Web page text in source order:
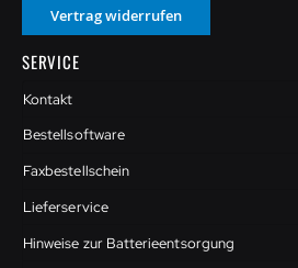
Vertrag widerrufen
SERVICE
Kontakt
Bestellsoftware
Faxbestellschein
Lieferservice
Hinweise zur Batterieentsorgung